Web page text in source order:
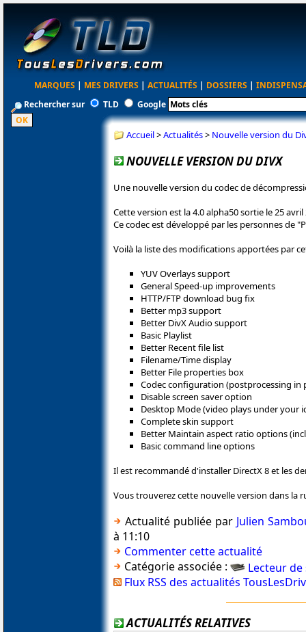
MARQUES | MES DRIVERS | ACTUALITÉS | DOSSIERS |
Rechercher sur
TLD Google
Accueil>Actualités> Nouvelle version du
NOUVELLE VERSION DU DIVX
Une nouvelle version du codec de
Cette version est la 4.0 alpha50 sortie le 25 avril
Ce codec est développé par les personnes de
Voilà la liste des modifications apportées par
YUV Overlays support
General Speed-up improvements
HTTP/FTP download bug fix
Better mp3 support
Better DivX Audio support
Basic Playlist
Better Recent file list
Filename/Time display
Better File properties box
Codec configuration (postprocessing in
Disable screen saver option
Desktop Mode (video plays under your
Complete skin support
Better Maintain aspect ratio options
Basic command line options
Il est recommandé d'installer DirectX 8 et les
Vous trouverez cette nouvelle version dans la
Actualité publiée par Julien
à 11:10
Commenter cette actualité
Catégorie associée :
Lecteur de
Flux RSS des actualités
ACTUALITÉS RELATIVES